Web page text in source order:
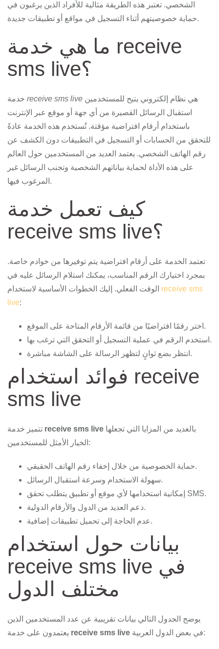
الشخصي. تعتبر هذه الطريقة مثالية للأفراد الذين يرغبون في
حماية خصوصيتهم أثناء التسجيل في مواقع أو تطبيقات جديدة.
ما هي خدمة receive
sms live؟
receive sms live
استقبال الرسائل القصيرة من أي جهة أو موقع عبر الإنترنت
باستخدام أرقام افتراضية مؤقتة. تُستخدم هذه الخدمة عادةً
للتحقق من الحسابات أو التسجيل في التطبيقات دون الكشف عن
رقم الهاتف الشخصي. يعتمد العديد من المستخدمين حول العالم
على هذه الأداة لحماية بياناتهم الشخصية وتجنب الرسائل غير
المرغوب فيها.
كيف تعمل خدمة
receive sms live؟
تعتمد الخدمة على أرقام افتراضية يتم توفيرها من خوادم خاصة.
بمجرد اختيارك الرقم المناسب، يمكنك استلام الرسائل عليه في
receive sms
live:
اختر رقمًا افتراضيًا من قائمة الأرقام المتاحة على الموقع.
استخدم الرقم في عملية التسجيل أو التحقق التي ترغب بها.
انتظر بضع ثوانٍ لتظهر الرسالة على الشاشة مباشرة.
فوائد استخدام receive
sms live
receive sms live
الخيار الأمثل للمستخدمين:
حماية الخصوصية من خلال إخفاء رقم الهاتف الحقيقي.
سهولة الاستخدام وسرعة استقبال الرسائل.
إمكانية استخدامها لأي موقع أو تطبيق يتطلب تحقق SMS.
دعم العديد من الدول والأرقام الدولية.
عدم الحاجة إلى تحميل تطبيقات إضافية.
بيانات حول استخدام
receive sms live في
مختلف الدول
يوضح الجدول التالي بيانات تقريبية عن عدد المستخدمين الذين
receive sms live في بعض الدول العربية: